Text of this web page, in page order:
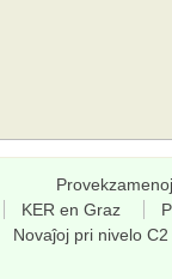
Provekzamenoj
KER en Graz
Novaĵoj pri nivelo C2